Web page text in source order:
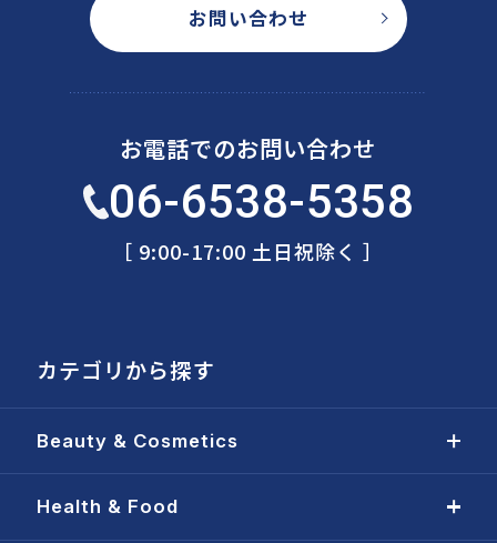
お問い合わせ
お電話でのお問い合わせ
06-6538-5358
［ 9:00-17:00 土日祝除く ］
カテゴリから探す
Beauty & Cosmetics
Health & Food